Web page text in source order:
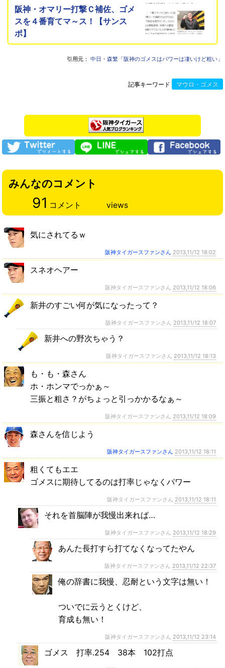
阪神・オマリー打撃Ｃ補佐、ゴメ
スを４番育てマ～ス！【サンス
ポ】
引用元： 中日・森繁「阪神のゴメスはパワーは凄いけど粗い」
記事キーワード マウロ・ゴメス
みんなのコメント
91 コメント views
気にされてるｗ
阪神タイガースファンさん 2013,11/12 18:02
スネオヘアー
阪神タイガースファンさん 2013,11/12 18:06
新井のすごい何が気になったって？
阪神タイガースファンさん 2013,11/12 18:07
新井への野次ちゃう？
阪神タイガースファンさん 2013,11/12 18:13
も・も・森さん
ホ・ホンマでっかぁ～
三振と粗さ？がちょっと引っかかるなぁ～
阪神タイガースファンさん 2013,11/12 18:09
森さんを信じよう
阪神タイガースファンさん 2013,11/12 18:11
粗くてもエエ
ゴメスに期待してるのは打率じゃなくパワー
阪神タイガースファンさん 2013,11/12 18:11
それを首脳陣が我慢出来れば…
阪神タイガースファンさん 2013,11/12 18:29
あんた長打すら打てなくなってたやん
阪神タイガースファンさん 2013,11/12 22:37
俺の辞書に我慢、忍耐という文字は無い！
ついでに云うとくけど、
育成も無い！
阪神タイガースファンさん 2013,11/12 23:14
ゴメス 打率.254 38本 102打点